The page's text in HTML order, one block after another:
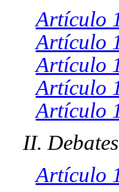
Artículo
Artículo
Artículo
Artículo
Artículo
II.
Artículo